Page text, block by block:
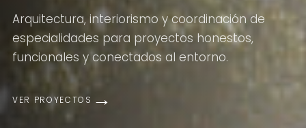
Arquitectura, interiorismo y coordinación de
especialidades para proyectos honestos,
funcionales y conectados al entorno.
VER PROYECTOS